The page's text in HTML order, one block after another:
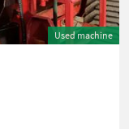
Used machine